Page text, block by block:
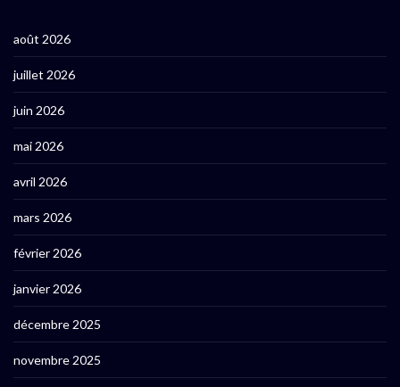
août 2026
juillet 2026
juin 2026
mai 2026
avril 2026
mars 2026
février 2026
janvier 2026
décembre 2025
novembre 2025